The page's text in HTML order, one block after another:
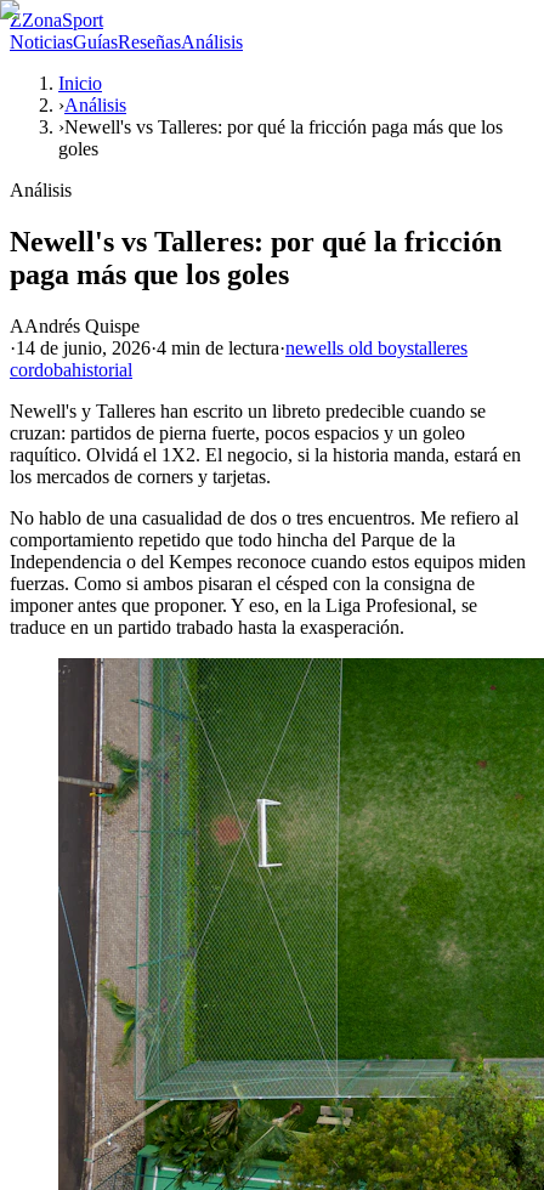
ZZonaSport
NoticiasGuíasReseñasAnálisis
Inicio
›Análisis
›Newell's vs Talleres: por qué la fricción paga más que los
goles
Análisis
Newell's vs Talleres: por qué la fricción
paga más que los goles
AAndrés Quispe
·14 de junio, 2026·4 min de lectura·newells old boystalleres
cordobahistorial
Newell's y Talleres han escrito un libreto predecible cuando se
cruzan: partidos de pierna fuerte, pocos espacios y un goleo
raquítico. Olvidá el 1X2. El negocio, si la historia manda, estará en
los mercados de corners y tarjetas.
No hablo de una casualidad de dos o tres encuentros. Me refiero al
comportamiento repetido que todo hincha del Parque de la
Independencia o del Kempes reconoce cuando estos equipos miden
fuerzas. Como si ambos pisaran el césped con la consigna de
imponer antes que proponer. Y eso, en la Liga Profesional, se
traduce en un partido trabado hasta la exasperación.